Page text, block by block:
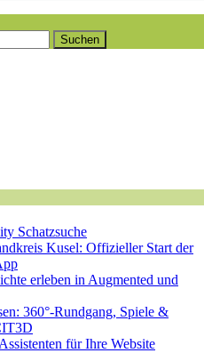
Schatzsuche
Kusel: Offizieller Start der
erleben in Augmented und
360°-Rundgang, Spiele &
für Ihre Website